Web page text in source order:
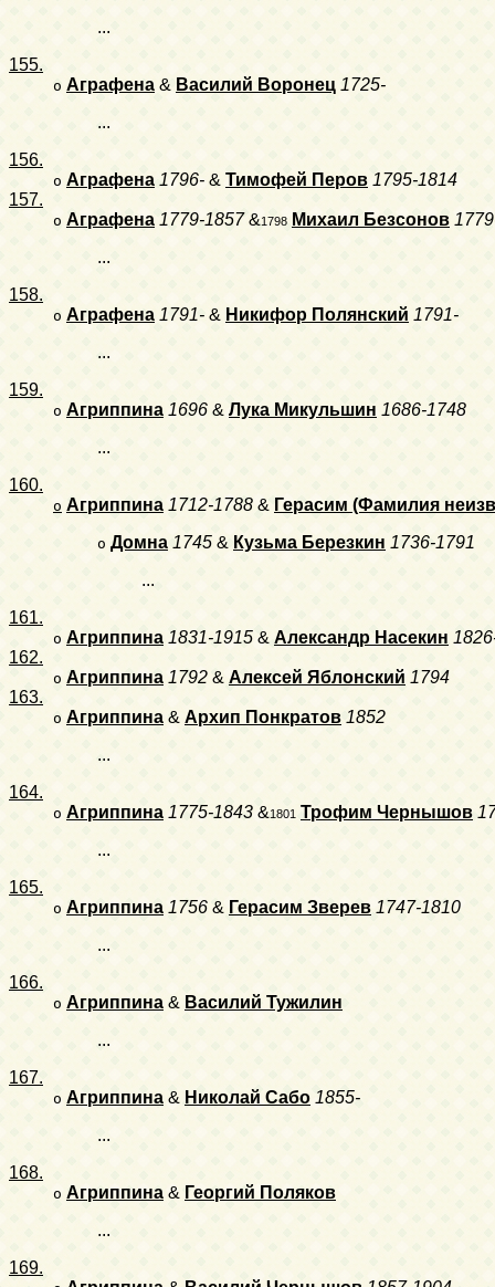
...
155.
o Аграфена & Василий Воронец 1725-
...
156.
o Аграфена 1796- & Тимофей Перов 1795-1814
157.
o Аграфена 1779-1857&1798 Михаил Безсонов
...
158.
o Аграфена 1791- & Никифор Полянский 1791-
...
159.
o Агриппина 1696 & Лука Микульшин 1686-1748
...
160.
o Агриппина 1712-1788 & Герасим (Фамилия
o Домна 1745 & Кузьма Березкин 1736-1791
...
161.
o Агриппина 1831-1915 & Александр Насекин
162.
o Агриппина 1792 & Алексей Яблонский 1794
163.
o Агриппина & Архип Понкратов 1852
...
164.
o Агриппина 1775-1843 &1801 Трофим Чернышов
...
165.
o Агриппина 1756 & Герасим Зверев 1747-1810
...
166.
o Агриппина & Василий Тужилин
...
167.
o Агриппина & Николай Сабо 1855-
...
168.
o Агриппина & Георгий Поляков
...
169.